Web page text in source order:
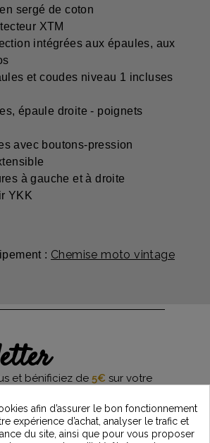
sergé de coton
XTM
intégrées aux épaules, aux
et coudes niveau 1 incluses
épaule droite - poignets
avec boutons-pression
à gauche et à droite
YKK
: Chemise moto vintage
et bénificiez de 5€ sur votre
des dernières nouveautés
afin d’assurer le bon fonctionnement
expérience d’achat, analyser le trafic et
du site, ainsi que pour vous proposer